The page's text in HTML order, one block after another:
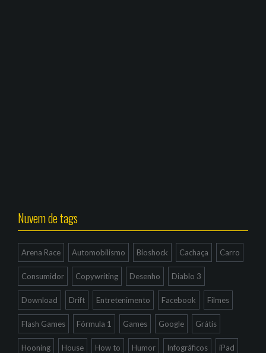
Nuvem de tags
Arena Race Automobilismo Bioshock Cachaça Carro
Consumidor Copywriting Desenho Diablo 3
Download Drift Entretenimento Facebook Filmes
Flash Games Fórmula 1 Games Google Grátis
Hooning House How to Humor Infográficos iPad